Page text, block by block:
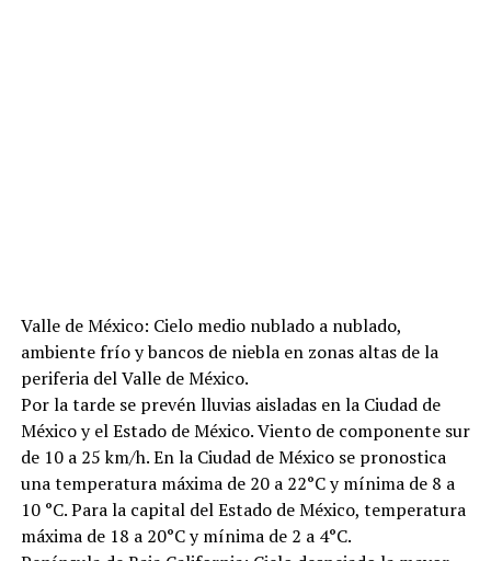
Valle de México: Cielo medio nublado a nublado,
ambiente frío y bancos de niebla en zonas altas de la
periferia del Valle de México.
Por la tarde se prevén lluvias aisladas en la Ciudad de
México y el Estado de México. Viento de componente sur
de 10 a 25 km/h. En la Ciudad de México se pronostica
una temperatura máxima de 20 a 22°C y mínima de 8 a
10 °C. Para la capital del Estado de México, temperatura
máxima de 18 a 20°C y mínima de 2 a 4°C.